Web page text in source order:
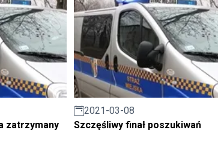
zatrzymany
2021-03-08
Szczęśliwy finał poszukiwań